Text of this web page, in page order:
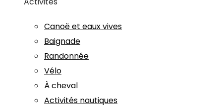
Canoë et eaux vives
Baignade
Randonnée
Vélo
À cheval
Activités nautiques